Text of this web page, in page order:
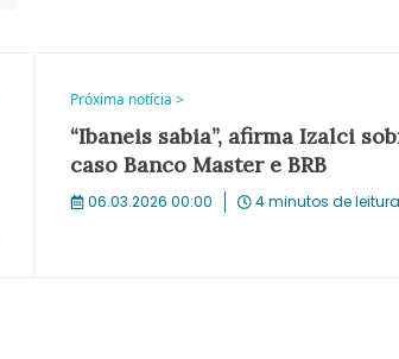
Próxima notícia >
“Ibaneis sabia”, afirma Izalci
caso Banco Master e BRB
06.03.2026 00:00 4 minutos de leitura